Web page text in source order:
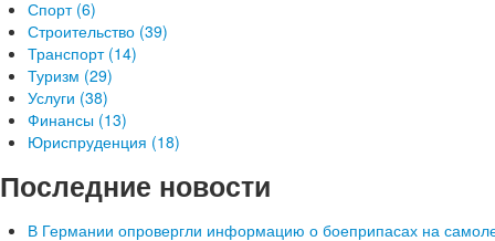
Спорт (6)
Строительство (39)
Транспорт (14)
Туризм (29)
Услуги (38)
Финансы (13)
Юриспруденция (18)
Последние новости
В Германии опровергли информацию о боеприпасах на